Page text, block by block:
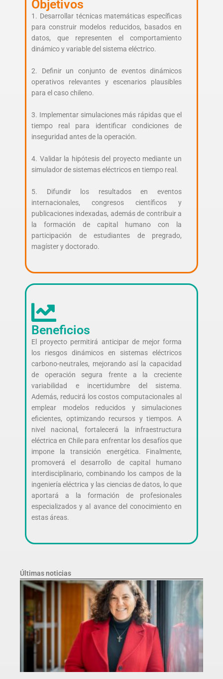
Objetivos
1. Desarrollar técnicas matemáticas específicas
para construir modelos reducidos, basados en
datos, que representen el comportamiento
dinámico y variable del sistema eléctrico.
2. Definir un conjunto de eventos dinámicos
operativos relevantes y escenarios plausibles
para el caso chileno.
3. Implementar simulaciones más rápidas que el
tiempo real para identificar condiciones de
inseguridad antes de la operación.
4. Validar la hipótesis del proyecto mediante un
simulador de sistemas eléctricos en tiempo real.
5. Difundir los resultados en eventos
internacionales, congresos científicos y
publicaciones indexadas, además de contribuir a
la formación de capital humano con la
participación de estudiantes de pregrado,
magíster y doctorado.
Beneficios
El proyecto permitirá anticipar de mejor forma
los riesgos dinámicos en sistemas eléctricos
carbono-neutrales, mejorando así la capacidad
de operación segura frente a la creciente
variabilidad e incertidumbre del sistema.
Además, reducirá los costos computacionales al
emplear modelos reducidos y simulaciones
eficientes, optimizando recursos y tiempos. A
nivel nacional, fortalecerá la infraestructura
eléctrica en Chile para enfrentar los desafíos que
impone la transición energética. Finalmente,
promoverá el desarrollo de capital humano
interdisciplinario, combinando los campos de la
ingeniería eléctrica y las ciencias de datos, lo que
aportará a la formación de profesionales
especializados y al avance del conocimiento en
estas áreas.
Últimas noticias